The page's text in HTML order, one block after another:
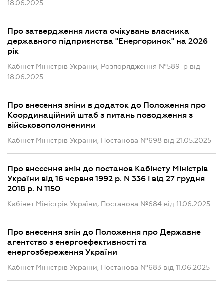
18.06.2025
Про затвердження листа очікувань власника
державного підприємства "Енергоринок" на 2026
рік
Кабінет Міністрів України, Розпорядження №589-р від
18.06.2025
Про внесення зміни в додаток до Положення про
Координаційний штаб з питань поводження з
військовополоненими
Кабінет Міністрів України, Постанова №698 від 21.05.2025
Про внесення змін до постанов Кабінету Міністрів
України від 16 червня 1992 р. N 336 і від 27 грудня
2018 р. N 1150
Кабінет Міністрів України, Постанова №684 від 11.06.2025
Про внесення змін до Положення про Державне
агентство з енергоефективності та
енергозбереження України
Кабінет Міністрів України, Постанова №683 від 11.06.2025